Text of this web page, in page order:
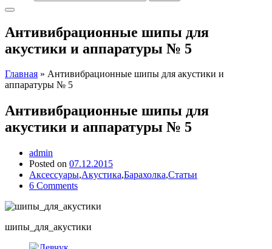
Антивибрационные шипы для
акустики и аппаратуры № 5
Главная » Антивибрационные шипы для акустики и
аппаратуры № 5
Антивибрационные шипы для
акустики и аппаратуры № 5
admin
Posted on 07.12.2015
Аксессуары,Акустика,Барахолка,Статьи
6 Comments
шипы_для_акустики